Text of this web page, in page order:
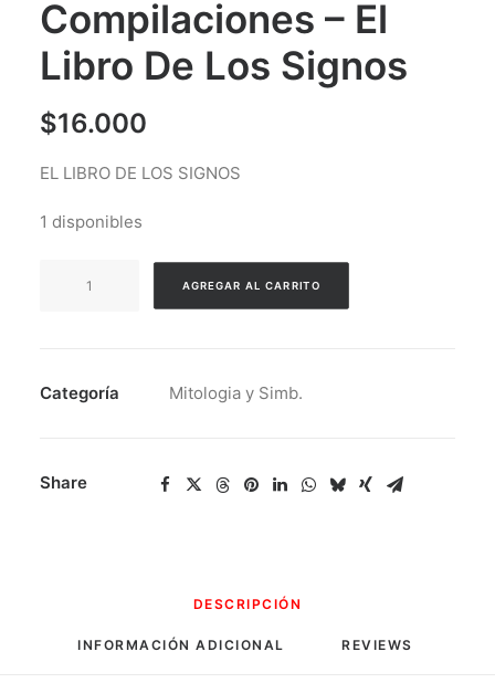
Compilaciones – El
Libro De Los Signos
$16.000
EL LIBRO DE LOS SIGNOS
1 disponibles
De
cantidad
AGREGAR AL CARRITO
Categoría Mitologia y Simb.
Share
DESCRIPCIÓN
INFORMACIÓN ADICIONAL REVIEWS